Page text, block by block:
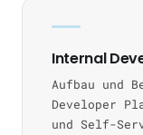
Internal
Aufbau und
Developer
und Self-